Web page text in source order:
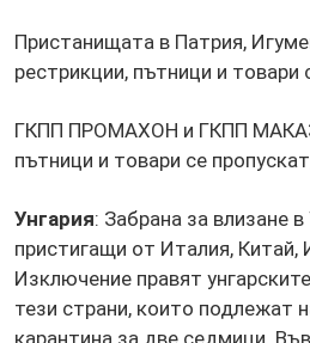
Пристанищата в Патрия,
рестрикции, пътници и товари
ГКПП ПРОМАХОН и ГКПП
пътници и товари се
Унгария: Забрана за влизане
пристигащи от Италия,
Изключение правят
тези страни, които подлежат
карантина за две седмици.